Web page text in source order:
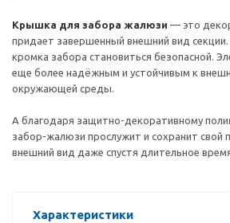
Крышка для забора жалюзи — это
придает завершенный внешний вид
кромка забора становиться безопасной.
еще более надёжным и устойчивым к
окружающей среды.
А благодаря защитно-декоративному
забор-жалюзи прослужит и сохранит свой
внешний вид даже спустя длительное
Характеристики